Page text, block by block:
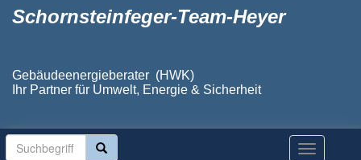
Schornsteinfeger-Team-Heyer
Gebäudeenergieberater (HWK)
Ihr Partner für Umwelt, Energie & Sicherheit